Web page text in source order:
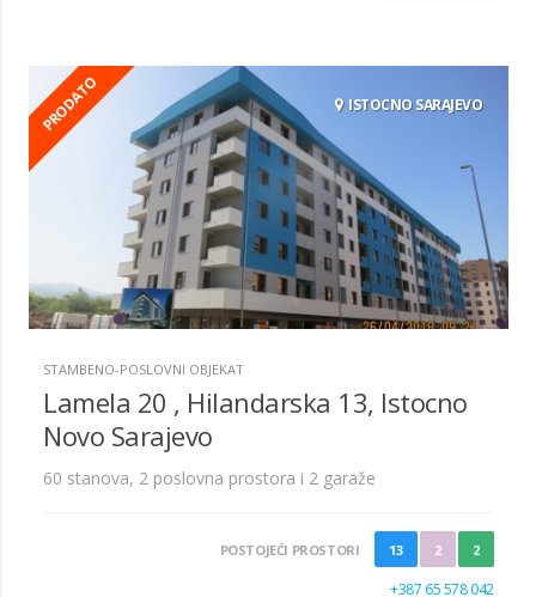
PRODATO ISTOCNO SARAJEVO
STAMBENO-POSLOVNI OBJEKAT
Lamela 20 , Hilandarska 13, Istocno
Novo Sarajevo
60 stanova, 2 poslovna prostora i 2 garaže
POSTOJEĆI PROSTORI 13 2 2
+387 65 578 042